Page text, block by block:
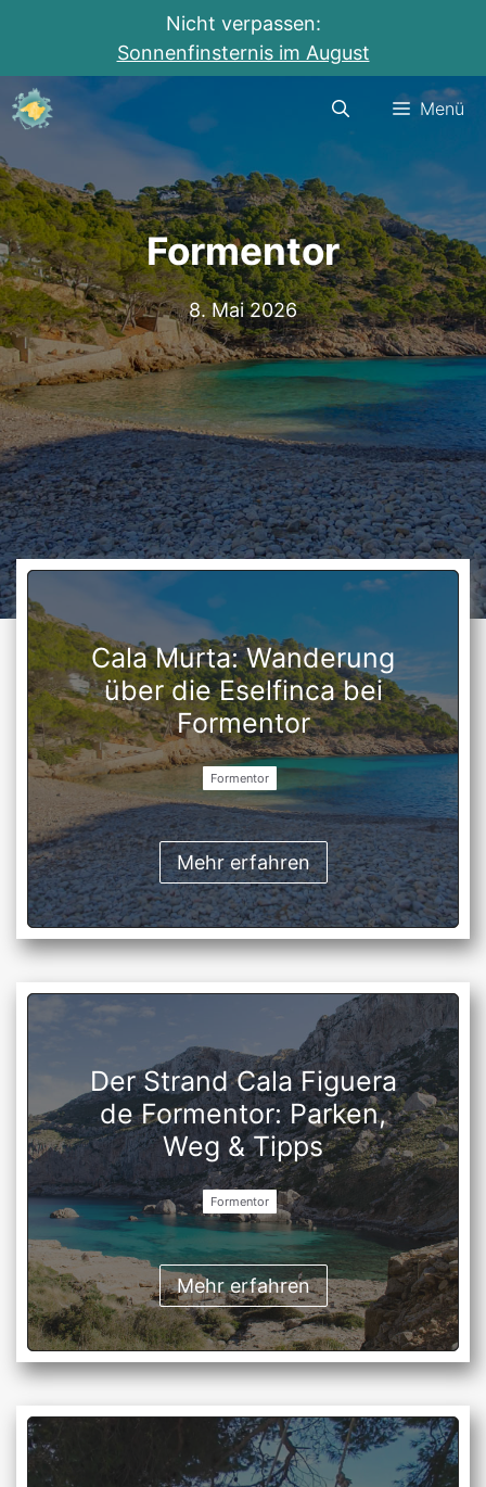
Nicht verpassen:
Sonnenfinsternis im August
Zum
Inhalt
Menü
Formentor
8. Mai 2026
Cala Murta: Wanderung
über die Eselfinca bei
Formentor
Formentor
Mehr erfahren
Der Strand Cala Figuera
de Formentor: Parken,
Weg & Tipps
Formentor
Mehr erfahren